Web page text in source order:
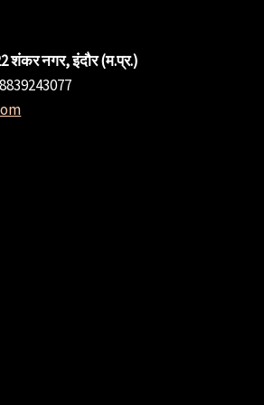
शंकर नगर, इंदौर (म.प्र.)